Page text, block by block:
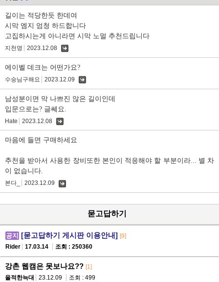
길이는 적당한듯 한데여
시막 엠지 엄청 하드합니다
고집하시는게 아니라면 시막 노멀 추천드립니다
지천명 2023.12.08
에이벨 데크는 어떤가요?
수숭님구해요 2023.12.09
남성분이면 막 나쁘진 않은 길이인데
입문으로는? 글쎄요.
Hate 2023.12.08
글
마음에 들면 구매하세요
추천을 받아서 사용한 장비또한 본인이 적응해야 할 부분이라... 별 차
이 없습니다.
본다_ 2023.12.09
묻고답하기
공지 [묻고답하기 게시판 이용안내] [9]
Rider
17.03.14 조회 : 250360
강촌 웹캠은 못보나요?? [1]
울적한늑대
23.12.09 조회 : 499